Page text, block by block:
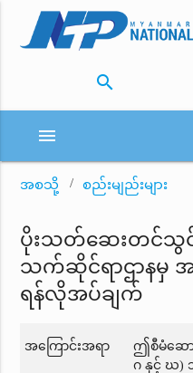
search
menu
အစသို့ စည်းမျည်းများ
ပိုးသတ်ဆေးတင်သွ
သက်ဆိုင်ရာဌာနမှ
ရန်လိုအပ်ချက်
အကြောင်းအရာ
ဤစီမံဆော
ဂ နှင့် ဃ)